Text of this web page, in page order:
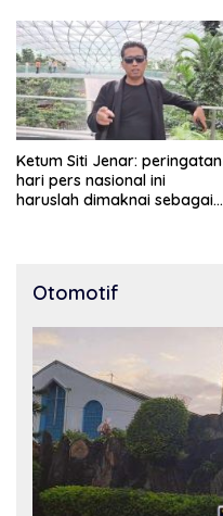
Ketum Siti Jenar: peringatan
hari pers nasional ini
haruslah dimaknai sebagai
Indonesia.
Otomotif